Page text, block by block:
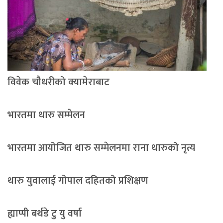
विवेक चौधरीको क्यामेराबाट
भारतमा थारु सम्मेलन
भारतमा आयोजित थारु सम्मेलनमा राना थारुको नृत्य
थारु युवालाई गोपाल दहितको प्रशिक्षण
ह्याप्पी बर्थडे टु यु वर्षा